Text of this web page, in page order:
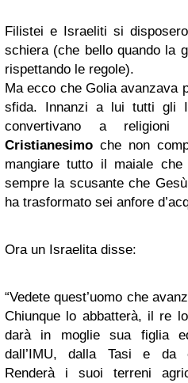
Filistei e Israeliti si
schiera (che bello quando la
rispettando le regole).
Ma ecco che Golia avanzava
sfida. Innanzi a lui tutti gli
convertivano a
Cristianesimo che non
mangiare tutto il maiale
sempre la scusante che
ha trasformato sei anfore
Ora un Israelita disse:
“Vedete quest’uomo che
Chiunque lo abbatterà, il re
darà in moglie sua figlia
dall’IMU, dalla Tasi e da
Renderà i suoi terreni